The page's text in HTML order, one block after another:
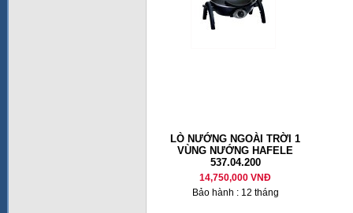
LÒ NƯỚNG NGOÀI TRỜI 1
VÙNG NƯỚNG HAFELE
537.04.200
14,750,000 VNĐ
Bảo hành : 12 tháng